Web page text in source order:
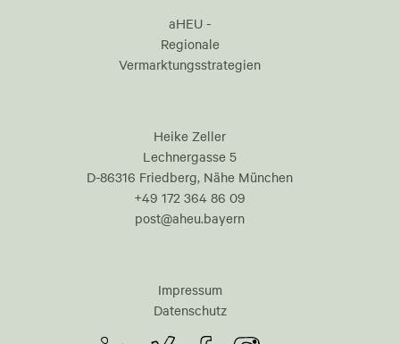
aHEU -
Regionale
Vermarktungsstrategien
Heike Zeller
Lechnergasse 5
D-86316 Friedberg, Nähe München
+49 172 364 86 09
post@aheu.bayern
Impressum
Datenschutz